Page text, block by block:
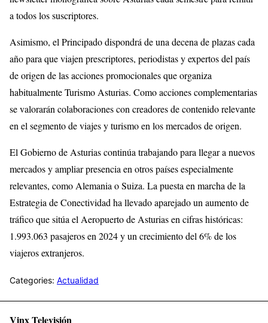
a todos los suscriptores.
Asimismo, el Principado dispondrá de una decena de plazas cada
año para que viajen prescriptores, periodistas y expertos del país
de origen de las acciones promocionales que organiza
habitualmente Turismo Asturias. Como acciones complementarias
se valorarán colaboraciones con creadores de contenido relevante
en el segmento de viajes y turismo en los mercados de origen.
El Gobierno de Asturias continúa trabajando para llegar a nuevos
mercados y ampliar presencia en otros países especialmente
relevantes, como Alemania o Suiza. La puesta en marcha de la
Estrategia de Conectividad ha llevado aparejado un aumento de
tráfico que sitúa el Aeropuerto de Asturias en cifras históricas:
1.993.063 pasajeros en 2024 y un crecimiento del 6% de los
viajeros extranjeros.
Categories: Actualidad
Vinx Televisión